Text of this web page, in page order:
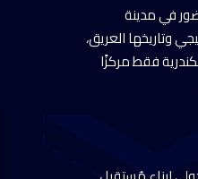
في مدينة
وتاريخها العريق،
فقط مركزًا